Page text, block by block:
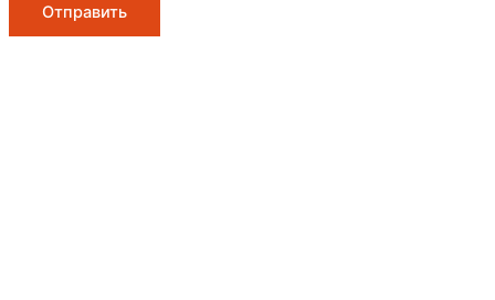
Отправить